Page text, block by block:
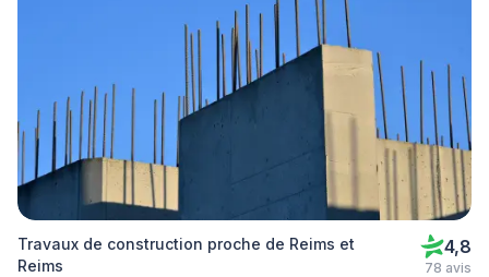
Travaux de construction proche de Reims et
Reims
4,8
78 avis